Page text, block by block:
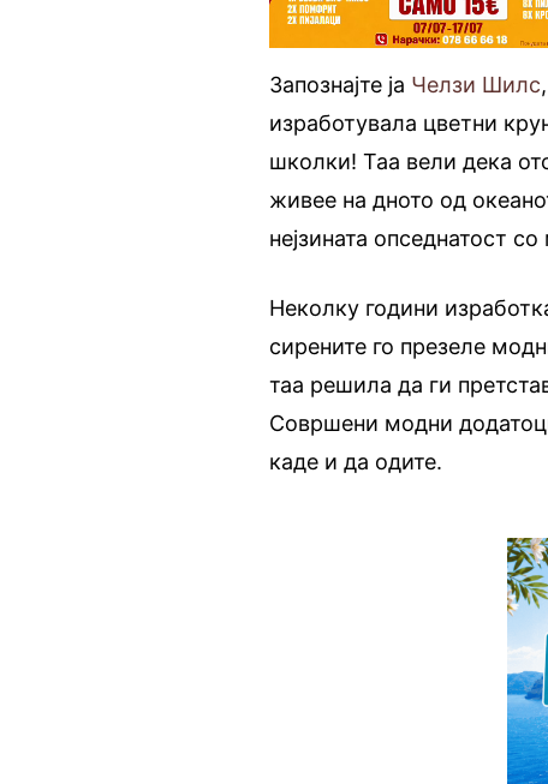
Запознајте ја Челзи Шилс
изработувала цветни
школки! Таа вели дека
живее на дното од
нејзината опседнатост
Неколку години
сирените го презеле
таа решила да ги
Совршени модни
каде и да одите.